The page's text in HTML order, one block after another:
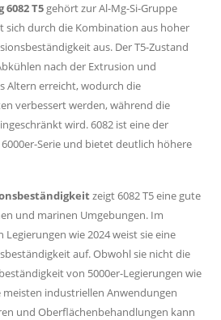
T5 gehört zur Al-Mg-Si-Gruppe
sich durch die Kombination aus hoher
aus. Der T5-Zustand
nach der Extrusion und
Altern erreicht, wodurch die
verbessert werden, während die
wird. 6082 ist eine der
Serie und bietet deutlich höhere
zeigt 6082 T5 eine gute
und marinen Umgebungen. Im
wie 2024 weist sie eine
auf. Obwohl sie nicht die
von 5000er-Legierungen wie
meisten industriellen Anwendungen
und Oberflächenbehandlungen kann